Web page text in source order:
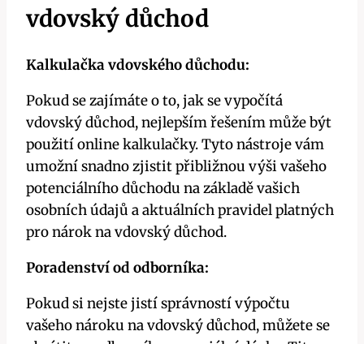
vdovský důchod
Kalkulačka vdovského důchodu:
Pokud se zajímáte o to, jak se vypočítá
vdovský důchod, nejlepším řešením může být
použití online kalkulačky. Tyto nástroje vám
umožní snadno zjistit přibližnou výši vašeho
potenciálního důchodu na základě vašich
osobních údajů a aktuálních pravidel platných
pro nárok na vdovský důchod.
Poradenství od odborníka:
Pokud si nejste jistí správností výpočtu
vašeho nároku na vdovský důchod, můžete se